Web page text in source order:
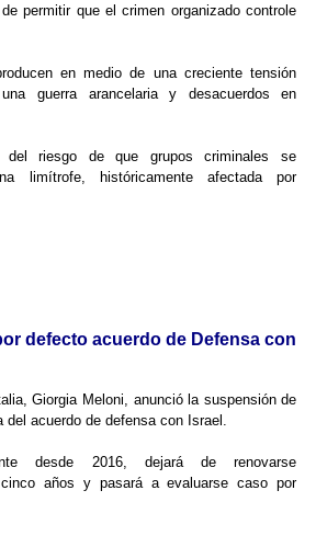
permitir que el crimen organizado controle
en medio de una creciente tensión
guerra arancelaria y desacuerdos en
del riesgo de que grupos criminales se
limítrofe, históricamente afectada por
defecto acuerdo de Defensa con
Giorgia Meloni, anunció la suspensión de
del acuerdo de defensa con Israel.
desde 2016, dejará de renovarse
cinco años y pasará a evaluarse caso por